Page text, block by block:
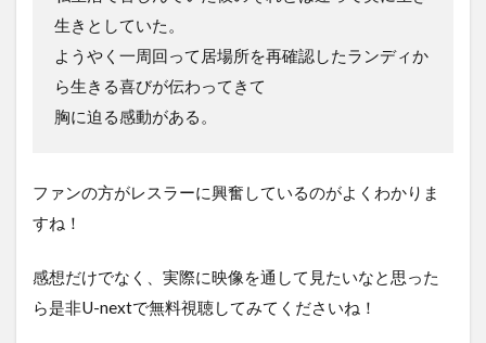
生きとしていた。
ようやく一周回って居場所を再確認したランディか
ら生きる喜びが伝わってきて
胸に迫る感動がある。
ファンの方がレスラーに興奮しているのがよくわかりま
すね！
感想だけでなく、実際に映像を通して見たいなと思った
ら是非U-nextで無料視聴してみてくださいね！